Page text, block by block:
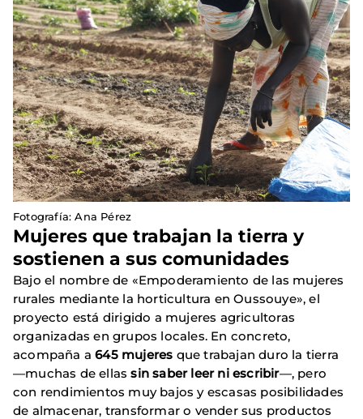
Fotografía: Ana Pérez
Mujeres que trabajan la tierra y
sostienen a sus comunidades
Bajo el nombre de «Empoderamiento de las mujeres
rurales mediante la horticultura en Oussouye», el
proyecto está dirigido a mujeres agricultoras
organizadas en grupos locales. En concreto,
acompaña a645 mujeres que trabajan duro la tierra
—muchas de ellassin saber leer ni escribir—, pero
con rendimientos muy bajos y escasas posibilidades
de almacenar, transformar o vender sus productos